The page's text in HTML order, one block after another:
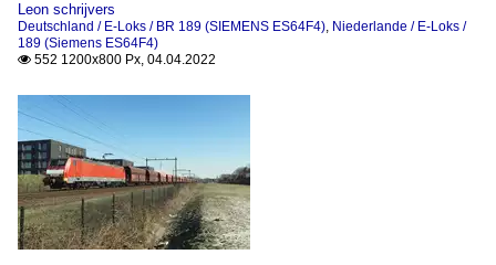
Leon schrijvers
Deutschland / E-Loks / BR 189 (SIEMENS ES64F4), Niederlande / E-Loks /
189 (Siemens ES64F4)
 552 1200x800 Px, 04.04.2022